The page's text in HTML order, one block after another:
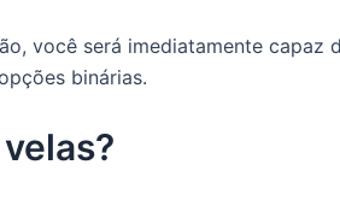
você será imediatamente capaz
binárias.